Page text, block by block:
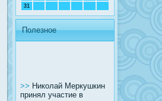
31
Полезное
>> Николай Меркушкин
принял участие в